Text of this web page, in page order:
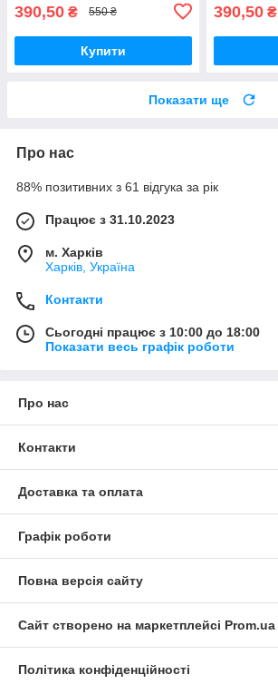
390,50 ₴ 550 ₴
Купити
390,50 ₴
Показати ще
Про нас
88% позитивних з 61 відгука за рік
Працює з 31.10.2023
м. Харків
Харків, Україна
Контакти
Сьогодні працює з 10:00 до 18:00
Показати весь графік роботи
Про нас
Контакти
Доставка та оплата
Графік роботи
Повна версія сайту
Сайт створено на маркетплейсі Prom.ua
Політика конфіденційності